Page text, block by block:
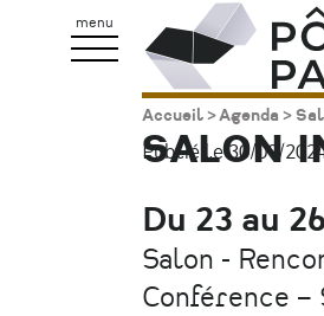
menu
Pôle
Patrimoine
Fil
Accueil Agenda
SALON
Publié le 30/09/
Date
Du 23 au
Type
Salon -
Conférence –